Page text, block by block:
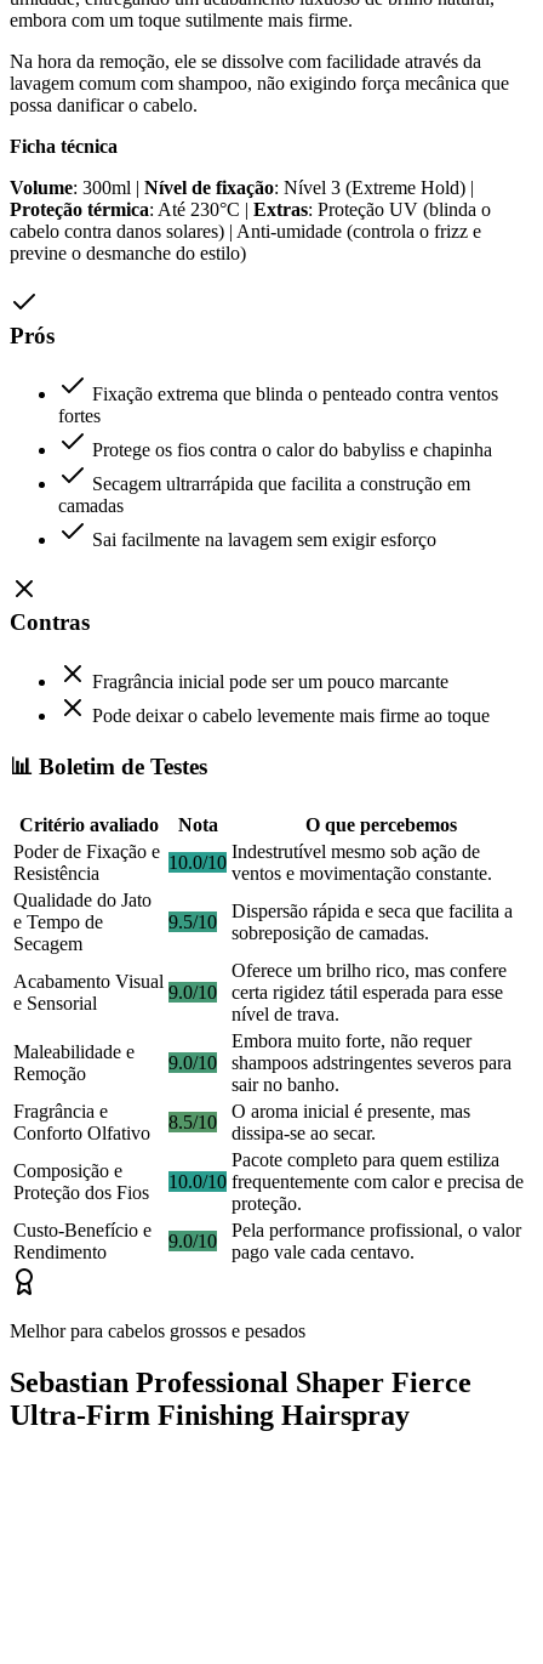
embora com um toque sutilmente mais firme.
Na hora da remoção, ele se dissolve com facilidade através da
lavagem comum com shampoo, não exigindo força mecânica que
possa danificar o cabelo.
Ficha técnica
Volume: 300ml | Nível de fixação: Nível 3 (Extreme Hold) |
Proteção térmica: Até 230°C | Extras: Proteção UV (blinda o
cabelo contra danos solares) | Anti-umidade (controla o frizz e
previne o desmanche do estilo)
Prós
Fixação extrema que blinda o penteado contra ventos
fortes
Protege os fios contra o calor do babyliss e chapinha
Secagem ultrarrápida que facilita a construção em
camadas
Sai facilmente na lavagem sem exigir esforço
Contras
Fragrância inicial pode ser um pouco marcante
Pode deixar o cabelo levemente mais firme ao toque
📊 Boletim de Testes
Critério avaliado Nota
O que percebemos
Poder de Fixação e
Resistência
10.0/10
Indestrutível mesmo sob ação de
ventos e movimentação constante.
Qualidade do Jato
e Tempo de
Secagem
9.5/10
Dispersão rápida e seca que facilita a
sobreposição de camadas.
Acabamento Visual
e Sensorial
9.0/10
Oferece um brilho rico, mas confere
certa rigidez tátil esperada para esse
nível de trava.
Maleabilidade e
Remoção
9.0/10
Embora muito forte, não requer
shampoos adstringentes severos para
sair no banho.
Fragrância e
Conforto Olfativo
8.5/10
O aroma inicial é presente, mas
dissipa-se ao secar.
Composição e
Proteção dos Fios
10.0/10
Pacote completo para quem estiliza
frequentemente com calor e precisa de
proteção.
Custo-Benefício e
Rendimento
9.0/10
Pela performance profissional, o valor
pago vale cada centavo.
Melhor para cabelos grossos e pesados
Sebastian Professional Shaper Fierce
Ultra-Firm Finishing Hairspray